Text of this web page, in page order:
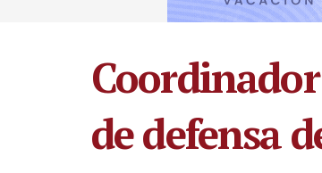
de defensa